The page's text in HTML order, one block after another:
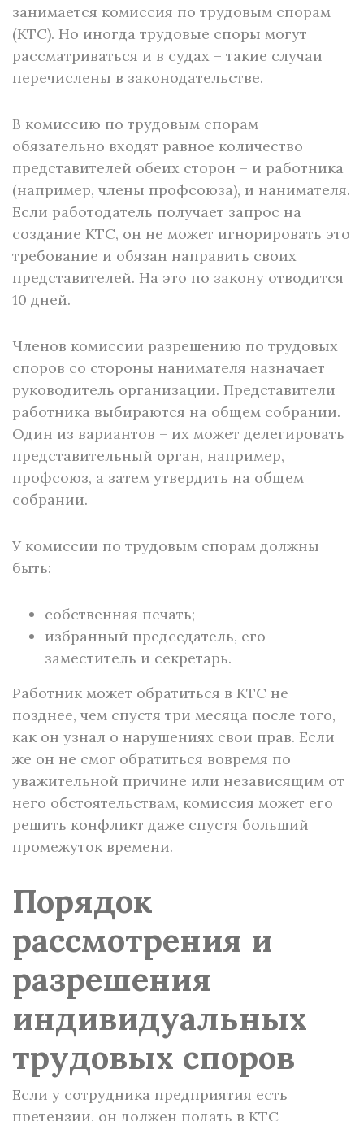
занимается комиссия по трудовым спорам
(КТС). Но иногда трудовые споры могут
рассматриваться и в судах – такие случаи
перечислены в законодательстве.
В комиссию по трудовым спорам
обязательно входят равное количество
представителей обеих сторон – и работника
(например, члены профсоюза), и нанимателя.
Если работодатель получает запрос на
создание КТС, он не может игнорировать это
требование и обязан направить своих
представителей. На это по закону отводится
10 дней.
Членов комиссии разрешению по трудовых
споров со стороны нанимателя назначает
руководитель организации. Представители
работника выбираются на общем собрании.
Один из вариантов – их может делегировать
представительный орган, например,
профсоюз, а затем утвердить на общем
собрании.
У комиссии по трудовым спорам должны
быть:
собственная печать;
избранный председатель, его
заместитель и секретарь.
Работник может обратиться в КТС не
позднее, чем спустя три месяца после того,
как он узнал о нарушениях свои прав. Если
же он не смог обратиться вовремя по
уважительной причине или независящим от
него обстоятельствам, комиссия может его
решить конфликт даже спустя больший
промежуток времени.
Порядок
рассмотрения и
разрешения
индивидуальных
трудовых споров
Если у сотрудника предприятия есть
претензии, он должен подать в КТС